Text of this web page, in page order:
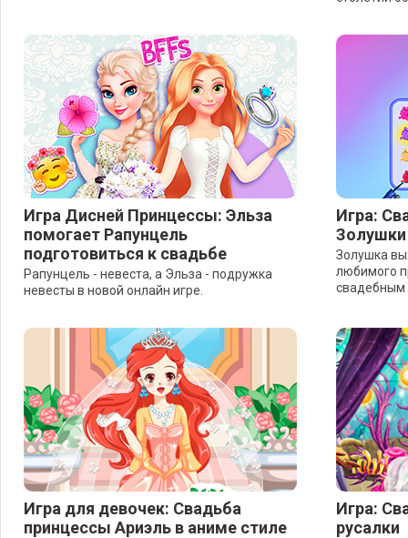
Игра Дисней Принцессы: Эльза
помогает Рапунцель
подготовиться к свадьбе
Рапунцель - невеста, а Эльза - подружка
невесты в новой онлайн игре.
Игра:
Золушки
Золушка
любимого
Игра для девочек: Свадьба
принцессы Ариэль в аниме стиле
Игра:
русалки